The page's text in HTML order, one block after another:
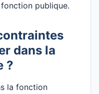
publique.
dans la
?
la fonction